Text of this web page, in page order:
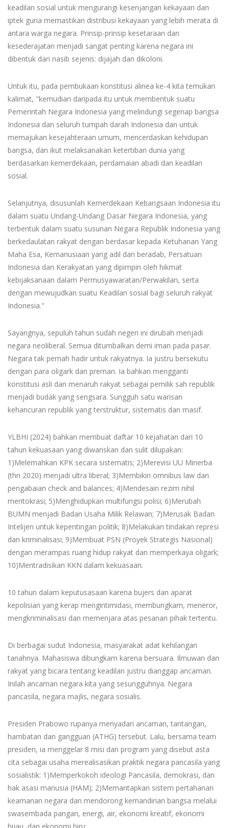
keadilan sosial untuk mengurangi kesenjangan kekayaan dan
iptek guna memastikan distribusi kekayaan yang lebih merata di
antara warga negara. Prinsip-prinsip kesetaraan dan
kesederajatan menjadi sangat penting karena negara ini
dibentuk dari nasib sejenis: dijajah dan dikoloni.
Untuk itu, pada pembukaan konstitusi alinea ke-4 kita temukan
kalimat, "kemudian daripada itu untuk membentuk suatu
Pemerintah Negara Indonesia yang melindungi segenap bangsa
Indonesia dan seluruh tumpah darah Indonesia dan untuk
memajukan kesejahteraan umum, mencerdaskan kehidupan
bangsa, dan ikut melaksanakan ketertiban dunia yang
berdasarkan kemerdekaan, perdamaian abadi dan keadilan
sosial.
Selanjutnya, disusunlah Kemerdekaan Kebangsaan Indonesia itu
dalam suatu Undang-Undang Dasar Negara Indonesia, yang
terbentuk dalam suatu susunan Negara Republik Indonesia yang
berkedaulatan rakyat dengan berdasar kepada Ketuhanan Yang
Maha Esa, Kemanusiaan yang adil dan beradab, Persatuan
Indonesia dan Kerakyatan yang dipimpin oleh hikmat
kebijaksanaan dalam Permusyawaratan/Perwakilan, serta
dengan mewujudkan suatu Keadilan sosial bagi seluruh rakyat
Indonesia."
Sayangnya, sepuluh tahun sudah negeri ini dirubah menjadi
negara neoliberal. Semua ditumbalkan demi iman pada pasar.
Negara tak pernah hadir untuk rakyatnya. Ia justru bersekutu
dengan para oligark dan preman. Ia bahkan mengganti
konstitusi asli dan menaruh rakyat sebagai pemilik sah republik
menjadi budak yang sengsara. Sungguh satu warisan
kehancuran republik yang terstruktur, sistematis dan masif.
YLBHI (2024) bahkan membuat daftar 10 kejahatan dari 10
tahun kekuasaan yang diwariskan dan sulit dilupakan:
1)Melemahkan KPK secara sistematis; 2)Merevisi UU Minerba
(thn 2020) menjadi ultra liberal; 3)Membikin omnibus law dan
pengabaian check and balances; 4)Mendesain rezim nihil
meritokrasi; 5)Menghidupkan multifungsi polisi; 6)Merubah
BUMN menjadi Badan Usaha Milik Relawan; 7)Merusak Badan
Intelijen untuk kepentingan politik; 8)Melakukan tindakan represi
dan kriminalisasi; 9)Membuat PSN (Proyek Strategis Nasional)
dengan merampas ruang hidup rakyat dan memperkaya oligark;
10)Mentradisikan KKN dalam kekuasaan.
10 tahun dalam keputusasaan karena bujers dan aparat
kepolisian yang kerap mengintimidasi, membungkam, meneror,
mengkriminalisasi dan memenjara atas pesanan pihak tertentu.
Di berbagai sudut Indonesia, masyarakat adat kehilangan
tanahnya. Mahasiswa dibungkam karena bersuara. Ilmuwan dan
rakyat yang bicara tentang keadilan justru dianggap ancaman.
Inilah ancaman negara kita yang sesungguhnya. Negara
pancasila, negara majlis, negara sosialis.
Presiden Prabowo rupanya menyadari ancaman, tantangan,
hambatan dan gangguan (ATHG) tersebut. Lalu, bersama team
presiden, ia menggelar 8 misi dan program yang disebut asta
cita sebagai usaha merealisasikan praktik negara pancasila yang
sosialistik: 1)Memperkokoh ideologi Pancasila, demokrasi, dan
hak asasi manusia (HAM); 2)Memantapkan sistem pertahanan
keamanan negara dan mendorong kemandirian bangsa melalui
swasembada pangan, energi, air, ekonomi kreatif, ekonomi
hijau, dan ekonomi biru;